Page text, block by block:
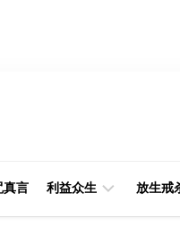
真言 利益众生 放生戒